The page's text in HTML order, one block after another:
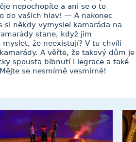
nepochopíte a ani se o to
do vašich hlav! — A nakonec
si někdy vymyslel kamaráda na
stane, když jim
myslet, že neexistují? V tu chvíli
A věřte, že takový dům je
spousta blbnutí i legrace a také
se nesmírně vesmírně!